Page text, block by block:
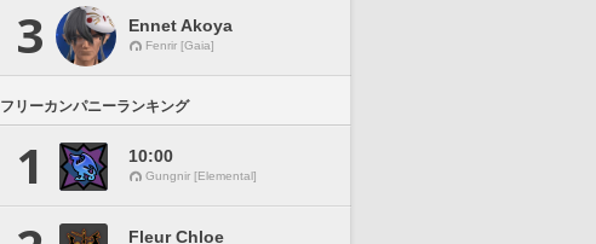
3 Ennet Akoya
Fenrir [Gaia]
フリーカンパニーランキング
1 10:00
Gungnir [Elemental]
Fleur Chloe